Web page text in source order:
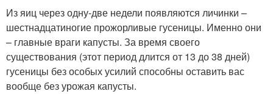
Из яиц через одну-две недели появляются личинки –
шестнадцатиногие прожорливые гусеницы. Именно они
– главные враги капусты. За время своего
существования (этот период длится от 13 до 38 дней)
гусеницы без особых усилий способны оставить вас
вообще без урожая капусты.